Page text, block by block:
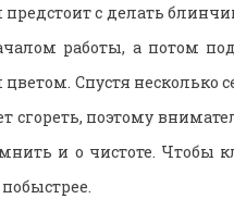
с делать
работы, а потом
Спустя несколько
сгореть, поэтому
и о чистоте. Чтобы
побыстрее.